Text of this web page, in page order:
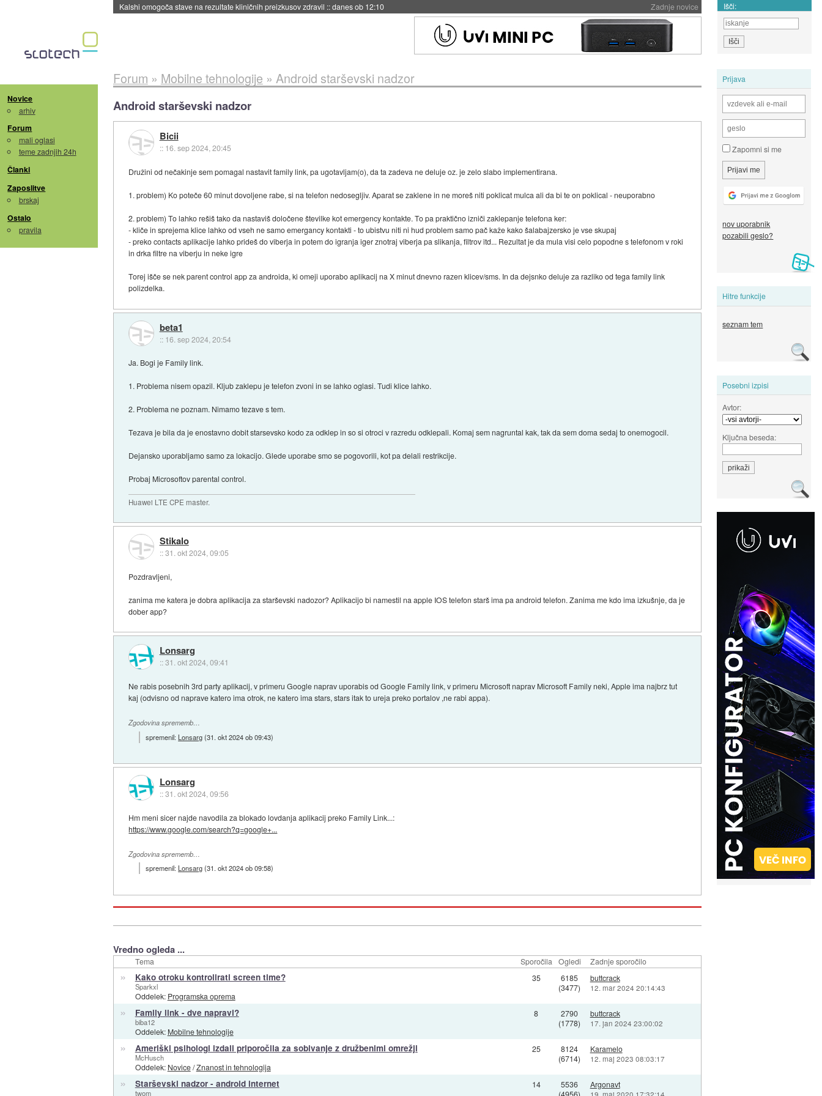
Zadnje novice
Kalshi omogoča stave na rezultate kliničnih preizkusov zdravil ::danes ob 12:10 Išči:
Novice
arhiv
Forum
mali oglasi
teme zadnjih 24h
Članki
Zaposlitve
brskaj
Ostalo
pravila
Prijava
Zapomni si me
nov uporabnik
pozabili geslo?
Hitre funkcije
seznam tem
Posebni izpisi
Avtor:
Ključna beseda:
Forum » Mobilne tehnologije » Android starševski nadzor
Android starševski nadzor
Bicii
:: 16. sep 2024, 20:45
Družini od nečakinje sem pomagal nastavit family link, pa ugotavljam(o), da ta zadeva ne deluje oz. je zelo slabo implementirana.
1. problem) Ko poteče 60 minut dovoljene rabe, si na telefon nedosegljiv. Aparat se zaklene in ne moreš niti poklicat mulca ali da bi te on poklical - neuporabno
2. problem) To lahko rešiš tako da nastaviš določene številke kot emergency kontakte. To pa praktično izniči zaklepanje telefona ker:
- kliče in sprejema klice lahko od vseh ne samo emergancy kontakti - to ubistvu niti ni hud problem samo pač kaže kako šalabajzersko je vse skupaj
- preko contacts aplikacije lahko prideš do viberja in potem do igranja iger znotraj viberja pa slikanja, filtrov itd... Rezultat je da mula visi celo popodne s telefonom v roki
in drka filtre na viberju in neke igre
Torej išče se nek parent control app za androida, ki omeji uporabo aplikacij na X minut dnevno razen klicev/sms. In da dejsnko deluje za razliko od tega family link
polizdelka.
beta1
:: 16. sep 2024, 20:54
Ja. Bogi je Family link.
1. Problema nisem opazil. Kljub zaklepu je telefon zvoni in se lahko oglasi. Tudi klice lahko.
2. Problema ne poznam. Nimamo tezave s tem.
Tezava je bila da je enostavno dobit starsevsko kodo za odklep in so si otroci v razredu odklepali. Komaj sem nagruntal kak, tak da sem doma sedaj to onemogocil.
Dejansko uporabljamo samo za lokacijo. Glede uporabe smo se pogovorili, kot pa delali restrikcije.
Probaj Microsoftov parental control.
Huawei LTE CPE master.
Stikalo
::31. okt 2024, 09:05
Pozdravljeni,
zanima me katera je dobra aplikacija za starševski nadozor? Aplikacijo bi namestil na apple IOS telefon starš ima pa android telefon. Zanima me kdo ima izkušnje, da je
dober app?
Lonsarg
::31. okt 2024, 09:41
Ne rabis posebnih 3rd party aplikacij, v primeru Google naprav uporabis od Google Family link, v primeru Microsoft naprav Microsoft Family neki, Apple ima najbrz tut
kaj (odvisno od naprave katero ima otrok, ne katero ima stars, stars itak to ureja preko portalov ,ne rabi appa).
Zgodovina sprememb…
spremenil:Lonsarg(31. okt 2024 ob 09:43)
Lonsarg
::31. okt 2024, 09:56
Hm meni sicer najde navodila za blokado lovdanja aplikacij preko Family Link...:
https://www.google.com/search?q=google+...
Zgodovina sprememb…
spremenil:Lonsarg(31. okt 2024 ob 09:58)
Vredno ogleda ...
Tema Sporočila Ogledi Zadnje sporočilo
» Kako otroku kontrolirati screen time?
Sparkxl
Oddelek: Programska oprema
35
6185
(3477)
buttcrack
12. mar 2024 20:14:43
» Family link - dve napravi?
biba12
Oddelek: Mobilne tehnologije
8
2790
(1778)
buttcrack
17. jan 2024 23:00:02
» Ameriški psihologi izdali priporočila za sobivanje z družbenimi omrežji
McHusch
Oddelek: Novice/Znanost in tehnologija
25
8124
(6714)
Karamelo
12. maj 2023 08:03:17
» Starševski nadzor - android internet
twom
14
5536
Argonavt